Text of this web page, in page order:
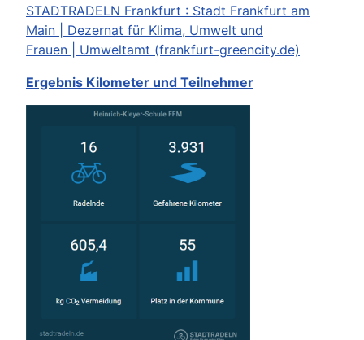
STADTRADELN Frankfurt : Stadt Frankfurt am
Main | Dezernat für Klima, Umwelt und
Frauen | Umweltamt (frankfurt-greencity.de)
Ergebnis Kilometer und Teilnehmer